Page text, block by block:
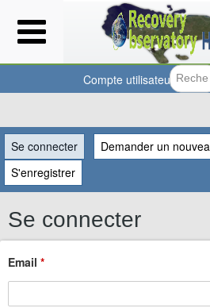
Aller
au
contenu
principal
Vous
êtes
ici
Compte utilisateur
Se connecter (onglet actif)
Demander un
S'enregistrer
Se connecter
Email *